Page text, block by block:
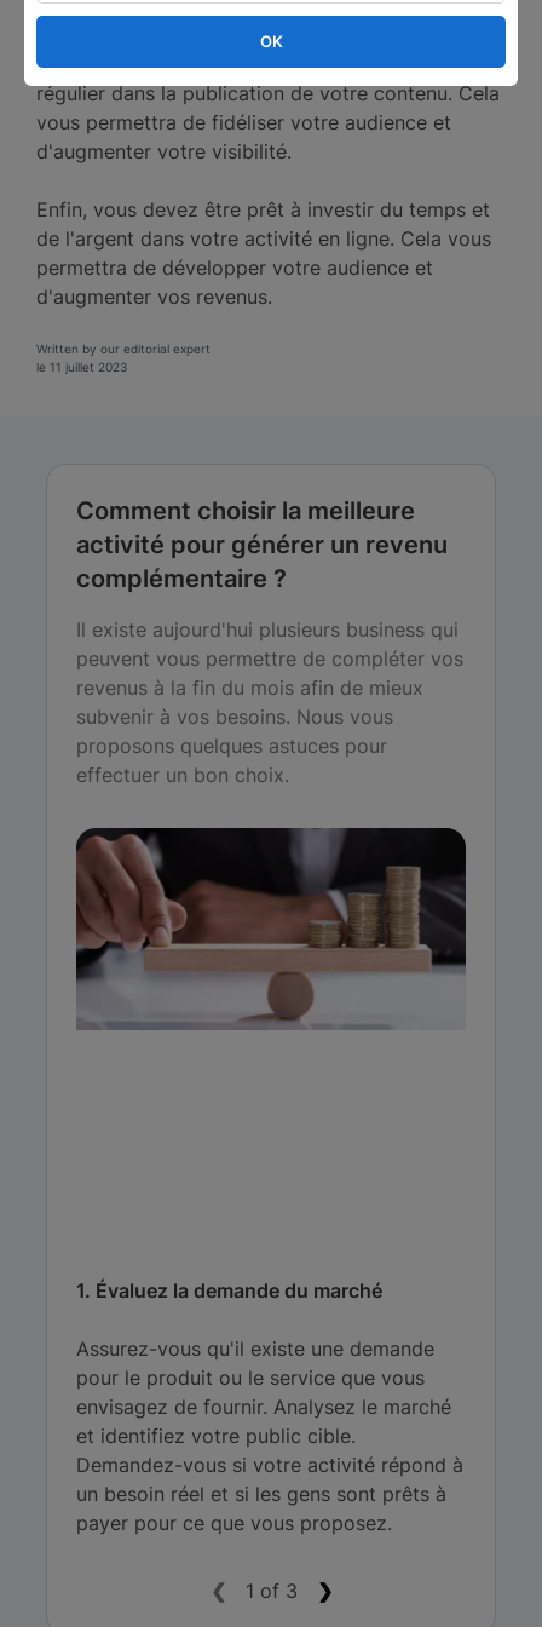
pour votre activité en ligne. Cela vous permettra
de vous concentrer sur un public cible et de créer
du contenu pertinent. Vous devez également être
régulier dans la publication de votre contenu. Cela
vous permettra de fidéliser votre audience et
d'augmenter votre visibilité.
Enfin, vous devez être prêt à investir du temps et
de l'argent dans votre activité en ligne. Cela vous
permettra de développer votre audience et
d'augmenter vos revenus.
Written by our editorial expert
le 11 juillet 2023
Comment choisir la meilleure
activité pour générer un revenu
complémentaire ?
Il existe aujourd'hui plusieurs business qui
peuvent vous permettre de compléter vos
revenus à la fin du mois afin de mieux
subvenir à vos besoins. Nous vous
proposons quelques astuces pour
effectuer un bon choix.
1. Évaluez la demande du marché
Assurez-vous qu'il existe une demande
pour le produit ou le service que vous
envisagez de fournir. Analysez le marché
et identifiez votre public cible.
Demandez-vous si votre activité répond à
un besoin réel et si les gens sont prêts à
payer pour ce que vous proposez.
❮ 1 of 3 ❯
OK